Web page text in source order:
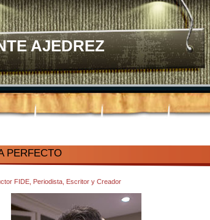
AJEDREZ
PERFECTO
FIDE, Periodista, Escritor y Creador